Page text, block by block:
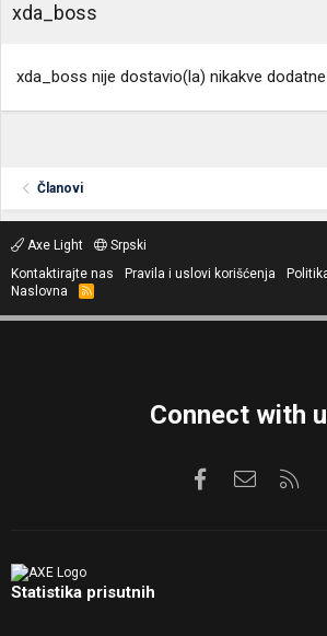
xda_boss
xda_boss nije dostavio(la) nikakve
Članovi
Axe Light
Srpski
Kontaktirajte nas
Pravila i uslovi korišćenja
Naslovna
R
S
Connect with
Facebook
Statistika prisutnih